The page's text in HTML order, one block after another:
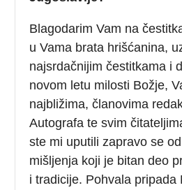
Blagodarim Vam na
u Vama brata hrišćanina,
najsrdačnijim čestitkama i
novom letu milosti Božje,
najbližima, članovima
Autografa te svim
ste mi uputili zapravo se
mišljenja koji je bitan deo
i tradicije. Pohvala pripada